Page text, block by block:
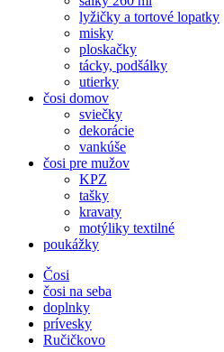
lyžičky a tortové lopatky
misky
ploskačky
tácky, podšálky
utierky
čosi domov
sviečky
dekorácie
vankúše
čosi pre mužov
KPZ
tašky
kravaty
motýliky textilné
poukážky
Čosi
čosi na seba
doplnky
prívesky
Ručičkovo